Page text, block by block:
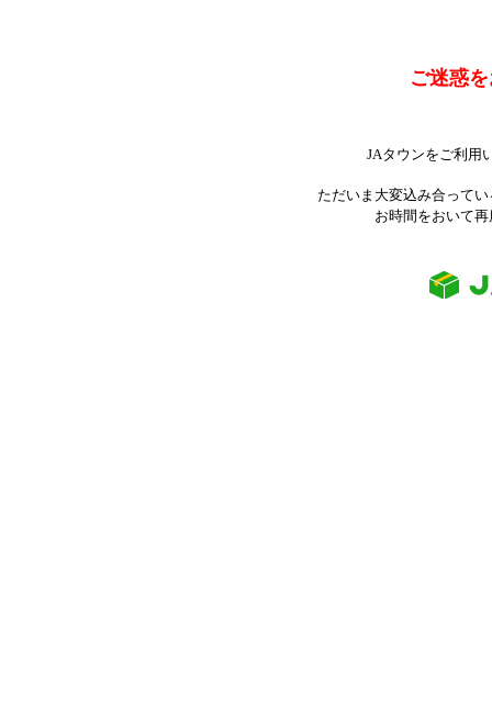
ご迷惑
JAタウンをご利用
ただいま大変込み合って
お時間をおいて